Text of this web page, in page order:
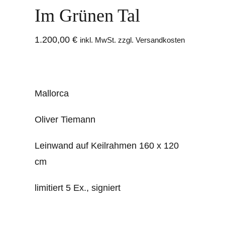
Im Grünen Tal
1.200,00 € inkl. MwSt. zzgl. Versandkosten
Mallorca
Oliver Tiemann
Leinwand auf Keilrahmen 160 x 120
cm
limitiert 5 Ex., signiert